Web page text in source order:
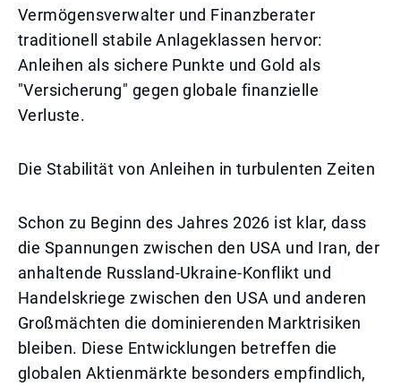
Vermögensverwalter und Finanzberater
traditionell stabile Anlageklassen hervor:
Anleihen als sichere Punkte und Gold als
"Versicherung" gegen globale finanzielle
Verluste.
Die Stabilität von Anleihen in turbulenten Zeiten
Schon zu Beginn des Jahres 2026 ist klar, dass
die Spannungen zwischen den USA und Iran, der
anhaltende Russland-Ukraine-Konflikt und
Handelskriege zwischen den USA und anderen
Großmächten die dominierenden Marktrisiken
bleiben. Diese Entwicklungen betreffen die
globalen Aktienmärkte besonders empfindlich,